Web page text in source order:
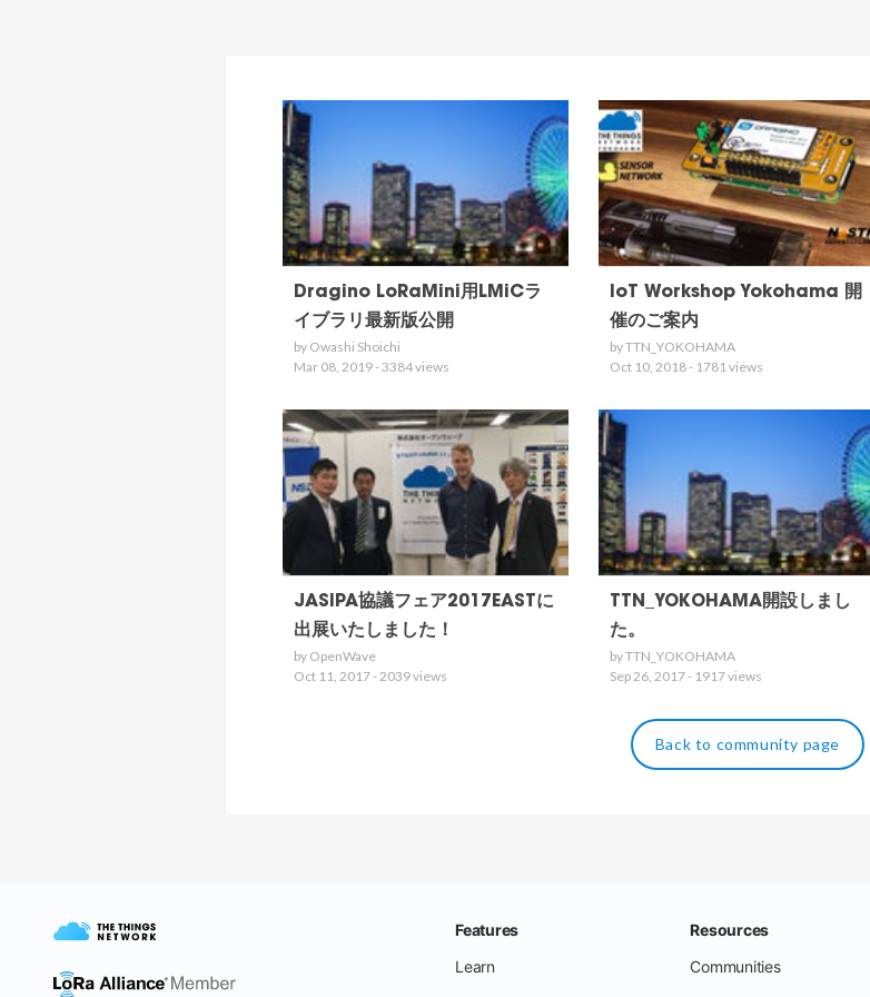
Dragino LoRaMini用LMiCラ
イブラリ最新版公開
by Owashi Shoichi
Mar 08, 2019 - 3384 views
IoT Workshop Yokohama 開
催のご案内
by TTN_YOKOHAMA
Oct 10, 2018 - 1781 views
JASIPA協議フェア2017EASTに
出展いたしました！
by OpenWave
Oct 11, 2017 - 2039 views
TTN_YOKOHAMA開設しまし
た。
by TTN_YOKOHAMA
Sep 26, 2017 - 1917 views
Back to community page